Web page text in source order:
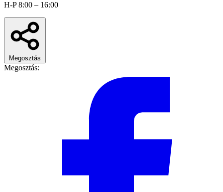
H-P 8:00 – 16:00
Megosztás
Megosztás: